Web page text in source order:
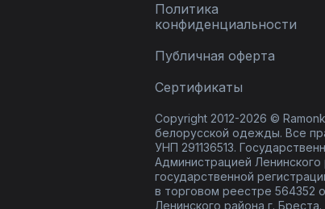
Политика
конфиденциальности
Публичная оферта
Сертификаты
Copyright 2012-2026 ©
белорусской одежды. Все
УНП 291136513.
Администрацией
государственной
в торговом реестре 564352
Ленинского района г.